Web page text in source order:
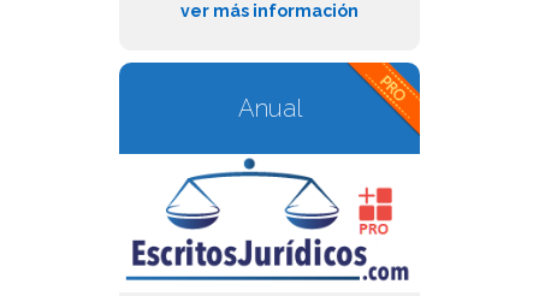
ver más información
Anual